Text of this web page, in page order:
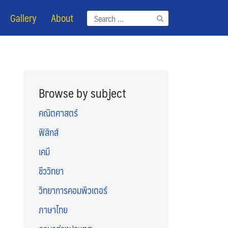
Search
for:
Gallery About
Browse by subject
คณิตศาสตร์
ฟิสิกส์
เคมี
ชีววิทยา
วิทยาการคอมพิวเตอร์
ภาษาไทย